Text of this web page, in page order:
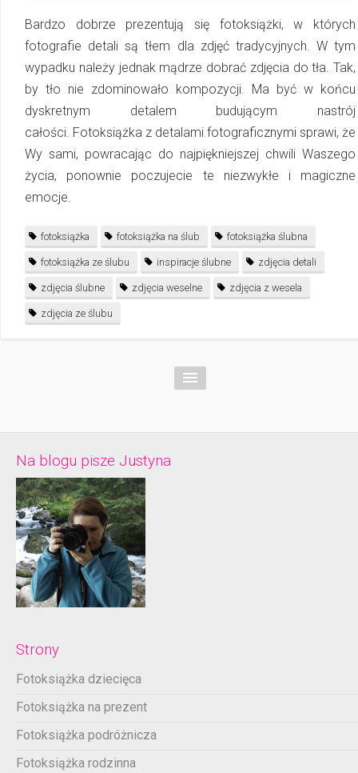
Bardzo dobrze prezentują się fotoksiążki, w których
fotografie detali są tłem dla zdjęć tradycyjnych. W tym
wypadku należy jednak mądrze dobrać zdjęcia do tła. Tak,
by tło nie zdominowało kompozycji. Ma być w końcu
dyskretnym detalem budującym nastrój
całości. Fotoksiążka z detalami fotograficznymi sprawi, że
Wy sami, powracając do najpiękniejszej chwili Waszego
życia, ponownie poczujecie te niezwykłe i magiczne
emocje.
fotoksiążka fotoksiążka na ślub fotoksiążka ślubna
fotoksiążka ze ślubu inspiracje ślubne zdjęcia detali
zdjęcia ślubne zdjęcia weselne zdjęcia z wesela
zdjęcia ze ślubu
Na blogu pisze Justyna
Strony
Fotoksiążka dziecięca
Fotoksiążka na prezent
Fotoksiążka podróżnicza
Fotoksiążka rodzinna